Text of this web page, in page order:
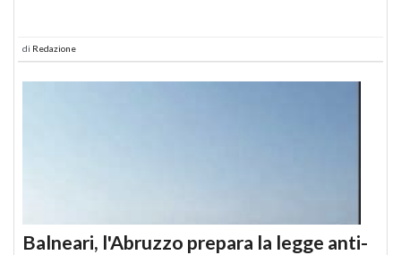
di Redazione
Balneari, l'Abruzzo prepara la legge anti-